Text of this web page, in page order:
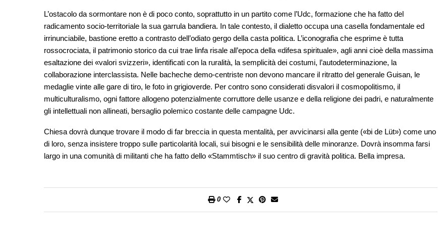
L’ostacolo da sormontare non è di poco conto, soprattutto in un partito come l’Udc, formazione che ha fatto del
radicamento socio-territoriale la sua garrula bandiera. In tale contesto, il dialetto occupa una casella fondamentale ed
irrinunciabile, bastione eretto a contrasto dell’odiato gergo della casta politica. L’iconografia che esprime è tutta
rossocrociata, il patrimonio storico da cui trae linfa risale all’epoca della «difesa spirituale», agli anni cioè della massima
esaltazione dei «valori svizzeri», identificati con la ruralità, la semplicità dei costumi, l’autodeterminazione, la
collaborazione interclassista. Nelle bacheche demo-centriste non devono mancare il ritratto del generale Guisan, le
medaglie vinte alle gare di tiro, le foto in grigioverde. Per contro sono considerati disvalori il cosmopolitismo, il
multiculturalismo, ogni fattore allogeno potenzialmente corruttore delle usanze e della religione dei padri, e naturalmente
gli intellettuali non allineati, bersaglio polemico costante delle campagne Udc.
Chiesa dovrà dunque trovare il modo di far breccia in questa mentalità, per avvicinarsi alla gente («bi de Lüt») come uno
di loro, senza insistere troppo sulle particolarità locali, sui bisogni e le sensibilità delle minoranze. Dovrà insomma farsi
largo in una comunità di militanti che ha fatto dello «Stammtisch» il suo centro di gravità politica. Bella impresa.
0